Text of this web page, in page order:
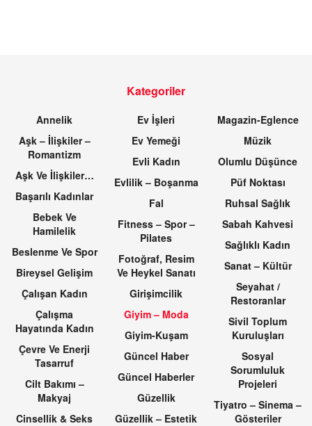
Kategoriler
Annelik
Aşk – İlişkiler –
Romantizm
Aşk Ve İlişkiler…
Başarılı Kadınlar
Bebek Ve
Hamilelik
Beslenme Ve Spor
Bireysel Gelişim
Çalışan Kadın
Çalışma
Hayatında Kadın
Çevre Ve Enerji
Tasarruf
Cilt Bakımı –
Makyaj
Cinsellik & Seks
Ev İşleri
Ev Yemeği
Evli Kadın
Evlilik – Boşanma
Fal
Fitness – Spor –
Pilates
Fotoğraf, Resim
Ve Heykel Sanatı
Girişimcilik
Giyim – Moda
Giyim-Kuşam
Güncel Haber
Güncel Haberler
Güzellik
Güzellik – Estetik
Magazin-Eglence
Müzik
Olumlu Düşünce
Püf Noktası
Ruhsal Sağlık
Sabah Kahvesi
Sağlıklı Kadın
Sanat – Kültür
Seyahat /
Restoranlar
Sivil Toplum
Kuruluşları
Sosyal
Sorumluluk
Projeleri
Tiyatro – Sinema –
Gösteriler